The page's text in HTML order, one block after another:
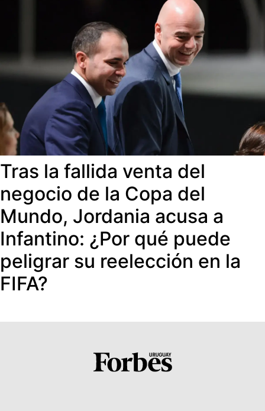
Tras la fallida venta del
negocio de la Copa del
Mundo, Jordania acusa a
Infantino: ¿Por qué puede
peligrar su reelección en la
FIFA?